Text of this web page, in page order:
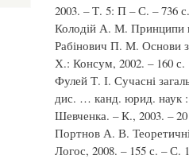
2003. – Т. 5: П – С. – 736 с.
Колодій А. М. Принципи
Рабінович П. М. Основи
Х.: Консум, 2002. – 160 с.
Фулей Т. І. Сучасні
дис. … канд. юрид. наук :
Шевченка. – К., 2003. – 20
Портнов А. В.
Логос, 2008. – 155 с. – С.